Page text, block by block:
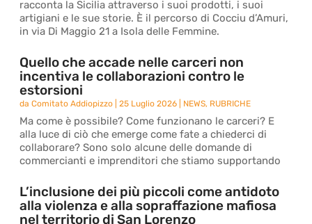
racconta la Sicilia attraverso i suoi prodotti, i suoi
artigiani e le sue storie. È il percorso di Cocciu d’Amuri,
in via Di Maggio 21 a Isola delle Femmine.
Quello che accade nelle carceri non
incentiva le collaborazioni contro le
estorsioni
daComitato Addiopizzo |25 Luglio 2026 NEWS, RUBRICHE
Ma come è possibile? Come funzionano le carceri? E
alla luce di ciò che emerge come fate a chiederci di
collaborare? Sono solo alcune delle domande di
commercianti e imprenditori che stiamo supportando
L’inclusione dei più piccoli come antidoto
alla violenza e alla sopraffazione mafiosa
nel territorio di San Lorenzo